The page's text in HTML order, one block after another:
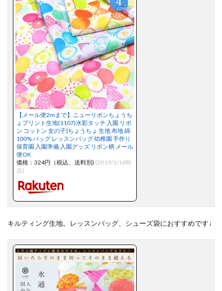
【メール便2mまで】ニューリボンちょうち
ょプリント生地(1107)水彩タッチ 入園 リボ
ン コットン 女の子|ちょうちょ 生地 布地 綿
100% バッグ レッスンバッグ 幼稚園 手作り
保育園 入園準備 入園グッズ リボン柄 メール
便OK
価格：324円（税込、送料別) (2019/1/16時
点)
キルティング生地。レッスンバッグ、シューズ袋におすすめです↓